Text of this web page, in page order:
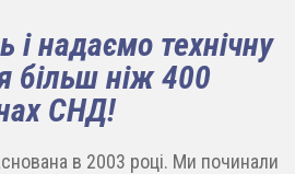
і надаємо технічну
більш ніж 400
СНД!
в 2003 році. Ми починали